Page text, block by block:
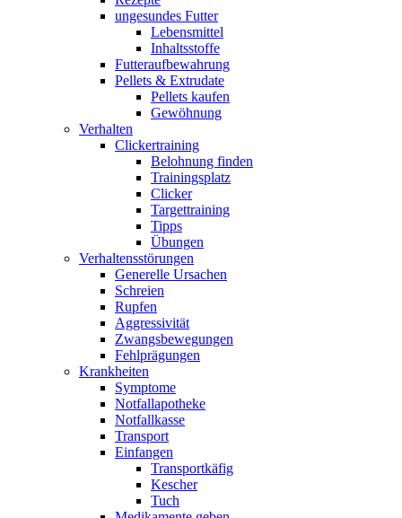
ungesundes Futter
Lebensmittel
Inhaltsstoffe
Futteraufbewahrung
Pellets & Extrudate
Pellets kaufen
Gewöhnung
Verhalten
Clickertraining
Belohnung finden
Trainingsplatz
Clicker
Targettraining
Tipps
Übungen
Verhaltensstörungen
Generelle Ursachen
Schreien
Rupfen
Aggressivität
Zwangsbewegungen
Fehlprägungen
Krankheiten
Symptome
Notfallapotheke
Notfallkasse
Transport
Einfangen
Transportkäfig
Kescher
Tuch